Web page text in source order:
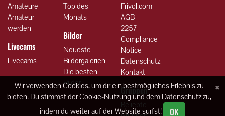
Amateure
Amateur
werden
Livecams
Livecams
Top des
Monats
Bilder
Neueste
Bildergalerien
Die besten
Bilder
Frivol.com
AGB
2257
Compliance
Notice
Datenschutz
Kontakt
Gruppen ×
Wir verwenden Cookies, um dir ein bestmögliches Erlebnis zu
bieten. Du stimmst derCookie-Nutzung und dem Datenschutzzu,
indem du weiter auf der Website surfst!
OK